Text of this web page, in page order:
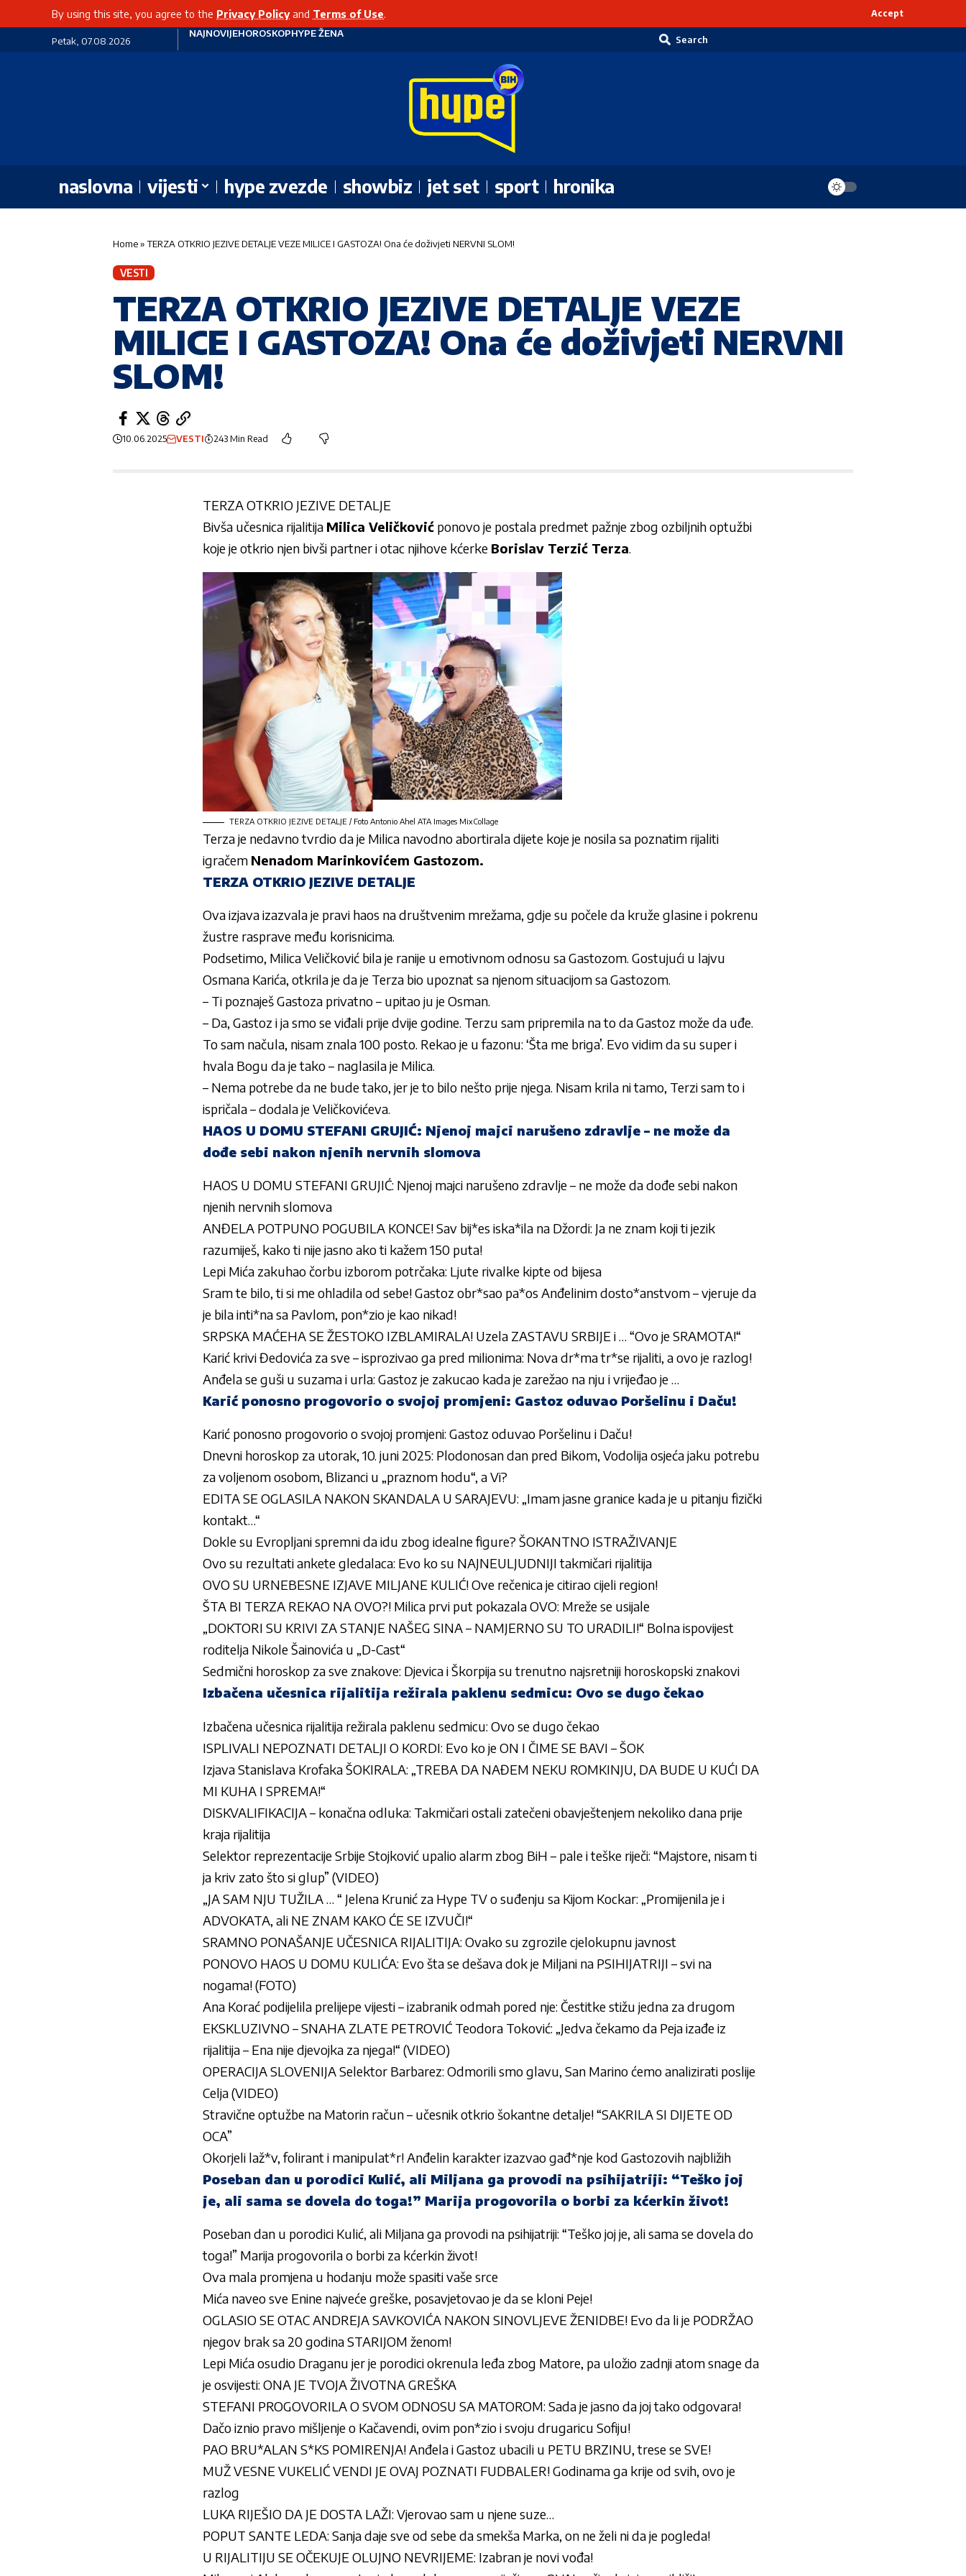
By using this site, you agree to the Privacy Policyand Terms of Use. Accept
Petak, 07.08.2026
NAJNOVIJEHOROSKOPHYPE ŽENA
Search
naslovna vijesti hype zvezde showbiz jet set sport hronika
Home»TERZA OTKRIO JEZIVE DETALJE VEZE MILICE I GASTOZA! Ona će doživjeti NERVNI SLOM!
VESTI
TERZA OTKRIO JEZIVE DETALJE VEZE
MILICE I GASTOZA! Ona će doživjeti NERVNI
SLOM!
10.06.2025 VESTI 243 Min Read
TERZA OTKRIO JEZIVE DETALJE
Bivša učesnica rijalitija Milica Veličković ponovo je postala predmet pažnje zbog ozbiljnih optužbi
koje je otkrio njen bivši partner i otac njihove kćerke Borislav Terzić Terza.
TERZA OTKRIO JEZIVE DETALJE / Foto Antonio Ahel ATA Images MixCollage
Terza je nedavno tvrdio da je Milica navodno abortirala dijete koje je nosila sa poznatim rijaliti
igračem Nenadom Marinkovićem Gastozom.
TERZA OTKRIO JEZIVE DETALJE
Ova izjava izazvala je pravi haos na društvenim mrežama, gdje su počele da kruže glasine i pokrenu
žustre rasprave među korisnicima.
Podsetimo, Milica Veličković bila je ranije u emotivnom odnosu sa Gastozom. Gostujući u lajvu
Osmana Karića, otkrila je da je Terza bio upoznat sa njenom situacijom sa Gastozom.
– Ti poznaješ Gastoza privatno – upitao ju je Osman.
– Da, Gastoz i ja smo se viđali prije dvije godine. Terzu sam pripremila na to da Gastoz može da uđe.
To sam načula, nisam znala 100 posto. Rekao je u fazonu: ‘Šta me briga’. Evo vidim da su super i
hvala Bogu da je tako – naglasila je Milica.
– Nema potrebe da ne bude tako, jer je to bilo nešto prije njega. Nisam krila ni tamo, Terzi sam to i
ispričala – dodala je Veličkovićeva.
HAOS U DOMU STEFANI GRUJIĆ: Njenoj majci narušeno zdravlje – ne može da
dođe sebi nakon njenih nervnih slomova
HAOS U DOMU STEFANI GRUJIĆ: Njenoj majci narušeno zdravlje – ne može da dođe sebi nakon
njenih nervnih slomova
ANĐELA POTPUNO POGUBILA KONCE! Sav bij*es iska*ila na Džordi: Ja ne znam koji ti jezik
razumiješ, kako ti nije jasno ako ti kažem 150 puta!
Lepi Mića zakuhao čorbu izborom potrčaka: Ljute rivalke kipte od bijesa
Sram te bilo, ti si me ohladila od sebe! Gastoz obr*sao pa*os Anđelinim dosto*anstvom – vjeruje da
je bila inti*na sa Pavlom, pon*zio je kao nikad!
SRPSKA MAĆEHA SE ŽESTOKO IZBLAMIRALA! Uzela ZASTAVU SRBIJE i … “Ovo je SRAMOTA!“
Karić krivi Đedovića za sve – isprozivao ga pred milionima: Nova dr*ma tr*se rijaliti, a ovo je razlog!
Anđela se guši u suzama i urla: Gastoz je zakucao kada je zarežao na nju i vrijeđao je …
Karić ponosno progovorio o svojoj promjeni: Gastoz oduvao Poršelinu i Daču!
Karić ponosno progovorio o svojoj promjeni: Gastoz oduvao Poršelinu i Daču!
Dnevni horoskop za utorak, 10. juni 2025: Plodonosan dan pred Bikom, Vodolija osjeća jaku potrebu
za voljenom osobom, Blizanci u „praznom hodu“, a Vi?
EDITA SE OGLASILA NAKON SKANDALA U SARAJEVU: „Imam jasne granice kada je u pitanju fizički
kontakt…“
Dokle su Evropljani spremni da idu zbog idealne figure? ŠOKANTNO ISTRAŽIVANJE
Ovo su rezultati ankete gledalaca: Evo ko su NAJNEULJUDNIJI takmičari rijalitija
OVO SU URNEBESNE IZJAVE MILJANE KULIĆ! Ove rečenica je citirao cijeli region!
ŠTA BI TERZA REKAO NA OVO?! Milica prvi put pokazala OVO: Mreže se usijale
„DOKTORI SU KRIVI ZA STANJE NAŠEG SINA – NAMJERNO SU TO URADILI!“ Bolna ispovijest
roditelja Nikole Šainovića u „D-Cast“
Sedmični horoskop za sve znakove: Djevica i Škorpija su trenutno najsretniji horoskopski znakovi
Izbačena učesnica rijalitija režirala paklenu sedmicu: Ovo se dugo čekao
Izbačena učesnica rijalitija režirala paklenu sedmicu: Ovo se dugo čekao
ISPLIVALI NEPOZNATI DETALJI O KORDI: Evo ko je ON I ČIME SE BAVI – ŠOK
Izjava Stanislava Krofaka ŠOKIRALA: „TREBA DA NAĐEM NEKU ROMKINJU, DA BUDE U KUĆI DA
MI KUHA I SPREMA!“
DISKVALIFIKACIJA – konačna odluka: Takmičari ostali zatečeni obavještenjem nekoliko dana prije
kraja rijalitija
Selektor reprezentacije Srbije Stojković upalio alarm zbog BiH – pale i teške riječi: “Majstore, nisam ti
ja kriv zato što si glup” (VIDEO)
„JA SAM NJU TUŽILA … “ Jelena Krunić za Hype TV o suđenju sa Kijom Kockar: „Promijenila je i
ADVOKATA, ali NE ZNAM KAKO ĆE SE IZVUČI!“
SRAMNO PONAŠANJE UČESNICA RIJALITIJA: Ovako su zgrozile cjelokupnu javnost
PONOVO HAOS U DOMU KULIĆA: Evo šta se dešava dok je Miljani na PSIHIJATRIJI – svi na
nogama! (FOTO)
Ana Korać podijelila prelijepe vijesti – izabranik odmah pored nje: Čestitke stižu jedna za drugom
EKSKLUZIVNO – SNAHA ZLATE PETROVIĆ Teodora Toković: „Jedva čekamo da Peja izađe iz
rijalitija – Ena nije djevojka za njega!“ (VIDEO)
OPERACIJA SLOVENIJA Selektor Barbarez: Odmorili smo glavu, San Marino ćemo analizirati poslije
Celja (VIDEO)
Stravične optužbe na Matorin račun – učesnik otkrio šokantne detalje! “SAKRILA SI DIJETE OD
OCA”
Okorjeli laž*v, folirant i manipulat*r! Anđelin karakter izazvao gađ*nje kod Gastozovih najbližih
Poseban dan u porodici Kulić, ali Miljana ga provodi na psihijatriji: “Teško joj
je, ali sama se dovela do toga!” Marija progovorila o borbi za kćerkin život!
Poseban dan u porodici Kulić, ali Miljana ga provodi na psihijatriji: “Teško joj je, ali sama se dovela do
toga!” Marija progovorila o borbi za kćerkin život!
Ova mala promjena u hodanju može spasiti vaše srce
Mića naveo sve Enine najveće greške, posavjetovao je da se kloni Peje!
OGLASIO SE OTAC ANDREJA SAVKOVIĆA NAKON SINOVLJEVE ŽENIDBE! Evo da li je PODRŽAO
njegov brak sa 20 godina STARIJOM ženom!
Lepi Mića osudio Draganu jer je porodici okrenula leđa zbog Matore, pa uložio zadnji atom snage da
je osvijesti: ONA JE TVOJA ŽIVOTNA GREŠKA
STEFANI PROGOVORILA O SVOM ODNOSU SA MATOROM: Sada je jasno da joj tako odgovara!
Dačo iznio pravo mišljenje o Kačavendi, ovim pon*zio i svoju drugaricu Sofiju!
PAO BRU*ALAN S*KS POMIRENJA! Anđela i Gastoz ubacili u PETU BRZINU, trese se SVE!
MUŽ VESNE VUKELIĆ VENDI JE OVAJ POZNATI FUDBALER! Godinama ga krije od svih, ovo je
razlog
LUKA RIJEŠIO DA JE DOSTA LAŽI: Vjerovao sam u njene suze…
POPUT SANTE LEDA: Sanja daje sve od sebe da smekša Marka, on ne želi ni da je pogleda!
U RIJALITIJU SE OČEKUJE OLUJNO NEVRIJEME: Izabran je novi vođa!